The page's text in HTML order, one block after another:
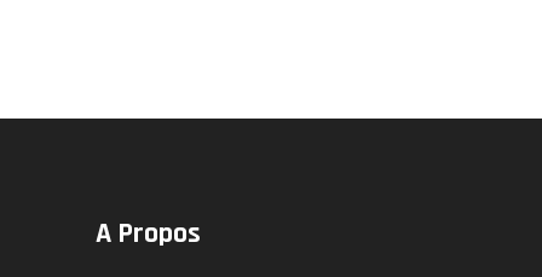
A Propos